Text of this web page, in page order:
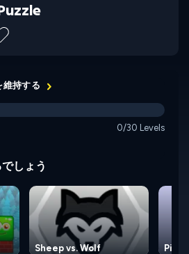
維持する
0/30 Levels
しょう
Sheep vs. Wolf Pipe